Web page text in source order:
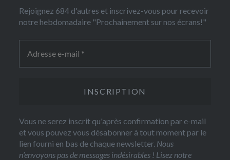
Rejoignez 684 d'autres et inscrivez-vous pour recevoir
notre hebdomadaire "Prochainement sur nos écrans!"
Vous ne serez inscrit qu'après confirmation par e-mail
et vous pouvez vous désabonner à tout moment par le
lien fourni en bas de chaque newsletter. Nous
n’envoyons pas de messages indésirables ! Lisez notre